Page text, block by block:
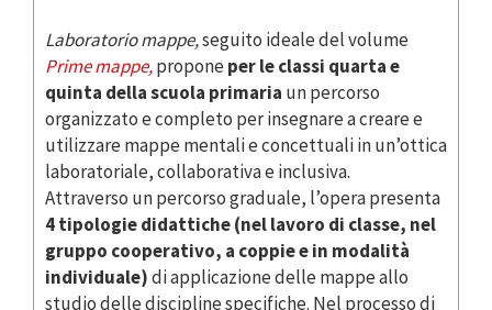
Laboratorio mappe,seguito ideale del volume
Prime mappe,proponeper le classi quarta e
quinta della scuola primaria un percorso
organizzato e completo per insegnare a creare e
utilizzare mappe mentali e concettuali in un’ottica
laboratoriale, collaborativa e inclusiva.
Attraverso un percorso graduale, l’opera presenta
4 tipologie didattiche (nel lavoro di classe, nel
gruppo cooperativo, a coppie e in modalità
individuale)di applicazione delle mappe allo
studio delle discipline specifiche. Nel processo di